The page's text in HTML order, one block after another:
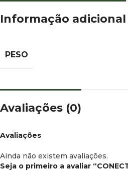
Informação adicional
PESO
Avaliações (0)
Avaliações
Ainda não existem avaliações.
Seja o primeiro a avaliar